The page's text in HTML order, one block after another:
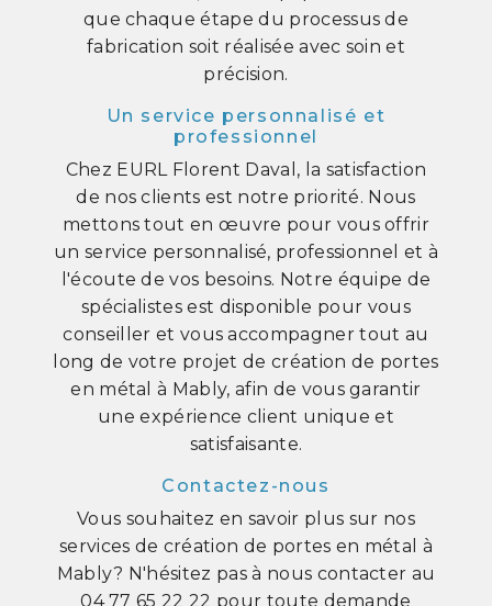
que chaque étape du processus de
fabrication soit réalisée avec soin et
précision.
Un service personnalisé et
professionnel
Chez EURL Florent Daval, la satisfaction
de nos clients est notre priorité. Nous
mettons tout en œuvre pour vous offrir
un service personnalisé, professionnel et à
l'écoute de vos besoins. Notre équipe de
spécialistes est disponible pour vous
conseiller et vous accompagner tout au
long de votre projet de création de portes
en métal à Mably, afin de vous garantir
une expérience client unique et
satisfaisante.
Contactez-nous
Vous souhaitez en savoir plus sur nos
services de création de portes en métal à
Mably? N'hésitez pas à nous contacter au
04 77 65 22 22 pour toute demande